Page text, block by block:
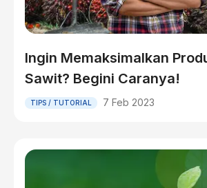
Ingin Memaksimalkan
Sawit? Begini Caranya!
TIPS / TUTORIAL 7 Feb 2023